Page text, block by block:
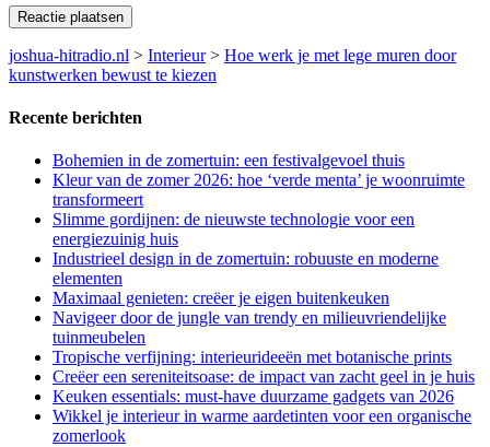
joshua-hitradio.nl > Interieur> Hoe werk je met lege muren door
kunstwerken bewust te kiezen
Recente berichten
Bohemien in de zomertuin: een festivalgevoel thuis
Kleur van de zomer 2026: hoe ‘verde menta’ je woonruimte
transformeert
Slimme gordijnen: de nieuwste technologie voor een
energiezuinig huis
Industrieel design in de zomertuin: robuuste en moderne
elementen
Maximaal genieten: creëer je eigen buitenkeuken
Navigeer door de jungle van trendy en milieuvriendelijke
tuinmeubelen
Tropische verfijning: interieurideeën met botanische prints
Creëer een sereniteitsoase: de impact van zacht geel in je huis
Keuken essentials: must-have duurzame gadgets van 2026
Wikkel je interieur in warme aardetinten voor een organische
zomerlook